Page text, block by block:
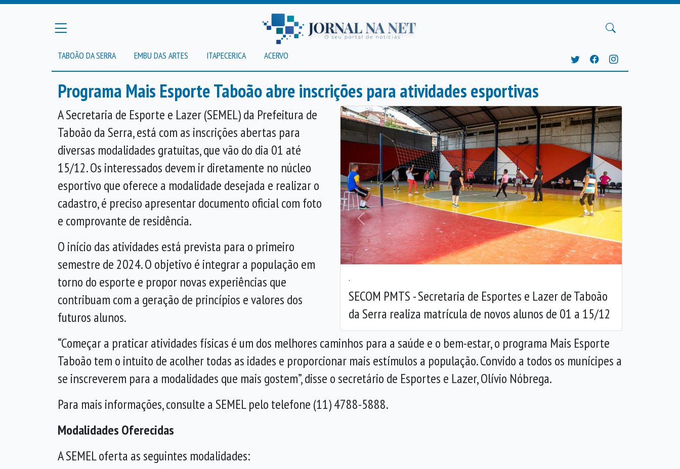
TABOÃO DA SERRA EMBU DAS ARTES ITAPECERICA ACERVO
Programa Mais Esporte Taboão abre inscrições para atividades esportivas
.
SECOM PMTS - Secretaria de Esportes e Lazer de Taboão
da Serra realiza matrícula de novos alunos de 01 a 15/12
Anterior Próxima
A Secretaria de Esporte e Lazer (SEMEL) da Prefeitura de
Taboão da Serra, está com as inscrições abertas para
diversas modalidades gratuitas, que vão do dia 01 até
15/12. Os interessados devem ir diretamente no núcleo
esportivo que oferece a modalidade desejada e realizar o
cadastro, é preciso apresentar documento oficial com foto
e comprovante de residência.
O início das atividades está prevista para o primeiro
semestre de 2024. O objetivo é integrar a população em
torno do esporte e propor novas experiências que
contribuam com a geração de princípios e valores dos
futuros alunos.
“Começar a praticar atividades físicas é um dos melhores caminhos para a saúde e o bem-estar, o programa Mais Esporte
Taboão tem o intuito de acolher todas as idades e proporcionar mais estímulos a população. Convido a todos os munícipes a
se inscreverem para a modalidades que mais gostem”, disse o secretário de Esportes e Lazer, Olívio Nóbrega.
Para mais informações, consulte a SEMEL pelo telefone (11) 4788-5888.
Modalidades Oferecidas
A SEMEL oferta as seguintes modalidades: